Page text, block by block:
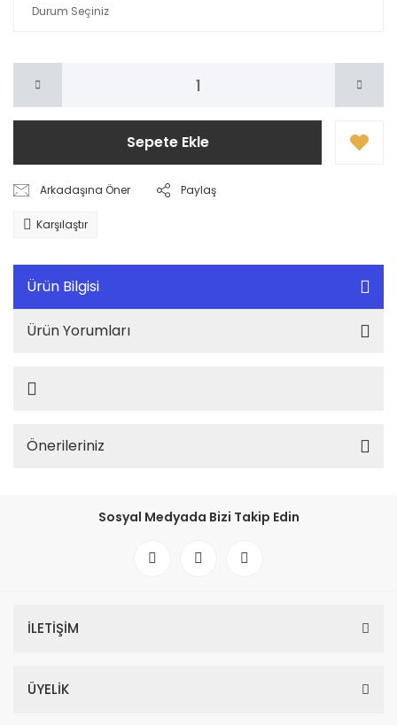
Sepete Ekle
Arkadaşına Öner Paylaş
Karşılaştır
Ürün Bilgisi
Ürün Yorumları
Önerileriniz
Sosyal Medyada Bizi Takip Edin
İLETİŞİM
ÜYELİK